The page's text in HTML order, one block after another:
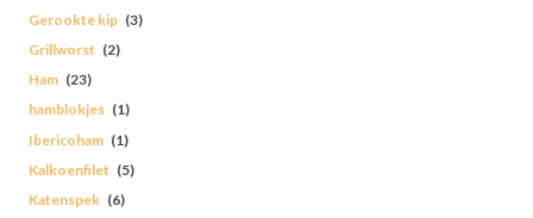
Gerookte kip (3)
Grillworst (2)
Ham (23)
hamblokjes (1)
Ibericoham (1)
Kalkoenfilet (5)
Katenspek (6)